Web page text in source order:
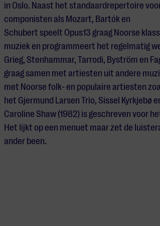
in Oslo. Naast het standaardrepertoire
componisten als Mozart, Bartók en
Schubert speelt Opus13 graag Noorse
muziek en programmeert het regelmatig
Grieg, Stenhammar, Tarrodi, Byström en
graag samen met artiesten uit andere
met Noorse folk- en populaire artiesten
het Gjermund Larsen Trio, Sissel Kyrkjebø
Caroline Shaw (1982) is geschreven voor
Het lijkt op een menuet maar zet de
ander been.